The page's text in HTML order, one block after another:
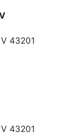
43201
43201